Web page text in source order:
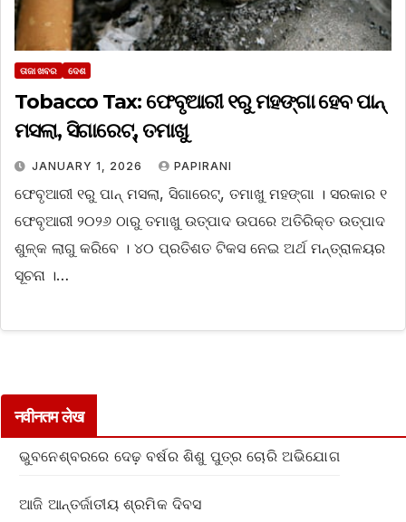
ତାଜା ଖବର ଦେଶ
Tobacco Tax: ଫେବୃଆରୀ ୧ରୁ ମହଙ୍ଗା ହେବ ପାନ୍
ମସଲା, ସିଗାରେଟ୍, ତମାଖୁ
JANUARY 1, 2026 PAPIRANI
ଫେବୃଆରୀ ୧ରୁ ପାନ୍ ମସଲା, ସିଗାରେଟ୍, ତମାଖୁ ମହଙ୍ଗା । ସରକାର ୧
ଫେବୃଆରୀ ୨୦୨୬ ଠାରୁ ତମାଖୁ ଉତ୍ପାଦ ଉପରେ ଅତିରିକ୍ତ ଉତ୍ପାଦ
ଶୁଳ୍କ ଲାଗୁ କରିବେ । ୪୦ ପ୍ରତିଶତ ଟିକସ ନେଇ ଅର୍ଥ ମନ୍ତ୍ରାଳୟର
ସୂଚନା ।…
नवीनतम लेख
ଭୁବନେଶ୍ବରରେ ଦେଢ଼ ବର୍ଷର ଶିଶୁ ପୁତ୍ର ଚୋରି ଅଭିଯୋଗ
ଆଜି ଆନ୍ତର୍ଜାତୀୟ ଶ୍ରମିକ ଦିବସ